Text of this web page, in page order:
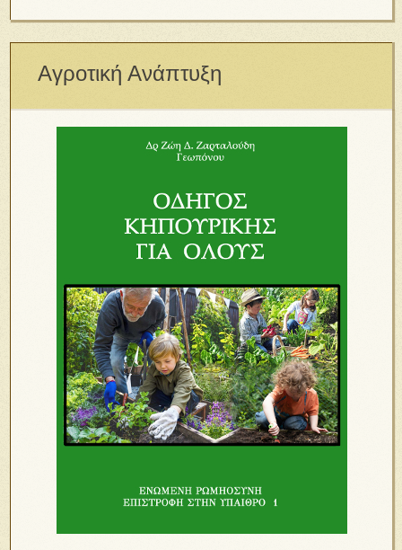
Αγροτική Ανάπτυξη